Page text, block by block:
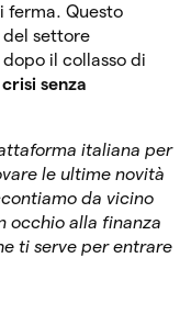
ferma. Questo
del settore
il collasso di
senza
italiana per
le ultime novità
da vicino
occhio alla finanza
ti serve per entrare